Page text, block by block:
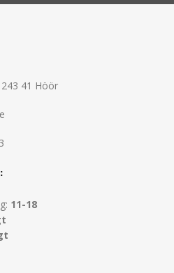
41 Höör
11-18